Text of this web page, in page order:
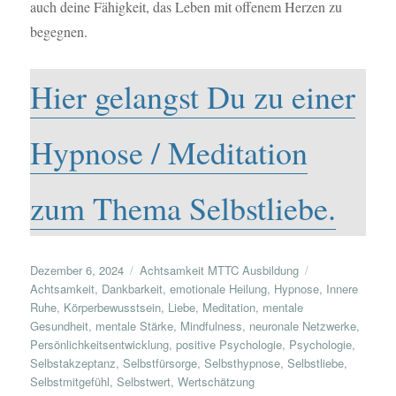
auch deine Fähigkeit, das Leben mit offenem Herzen zu
begegnen.
Hier gelangst Du zu einer
Hypnose / Meditation
zum Thema Selbstliebe.
Veröffentlicht
am
Dezember 6, 2024 Kategorien
Achtsamkeit MTTC Ausbildung
Achtsamkeit, Dankbarkeit,emotionale Heilung, Hypnose, Innere
Ruhe, Körperbewusstsein, Liebe, Meditation, mentale
Gesundheit, mentale Stärke, Mindfulness, neuronale Netzwerke,
Persönlichkeitsentwicklung,positive Psychologie, Psychologie,
Selbstakzeptanz,Selbstfürsorge,Selbsthypnose,Selbstliebe,
Selbstmitgefühl,Selbstwert,Wertschätzung